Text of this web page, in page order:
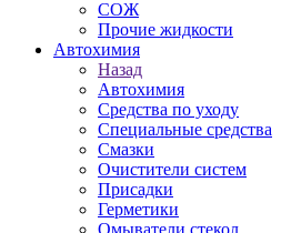
СОЖ
Прочие жидкости
Автохимия
Назад
Автохимия
Средства по уходу
Специальные средства
Смазки
Очистители систем
Присадки
Герметики
Омыватели стекол